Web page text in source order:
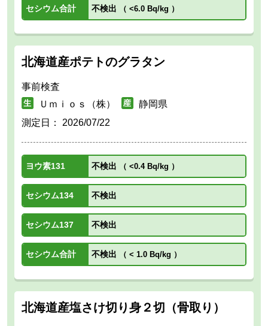
セシウム合計 不検出 （ <6.0 Bq/kg ）
北海道産ポテトのグラタン
事前検査
Ｕｍｉｏｓ（株）
静岡県
測定日： 2026/07/22
ヨウ素131 不検出 （ <0.4 Bq/kg ）
セシウム134 不検出
セシウム137 不検出
セシウム合計 不検出 （ < 1.0 Bq/kg ）
北海道産塩さけ切り身２切（骨取り）